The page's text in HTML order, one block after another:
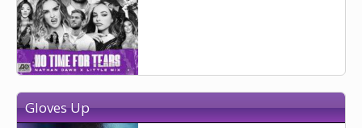
Gloves Up